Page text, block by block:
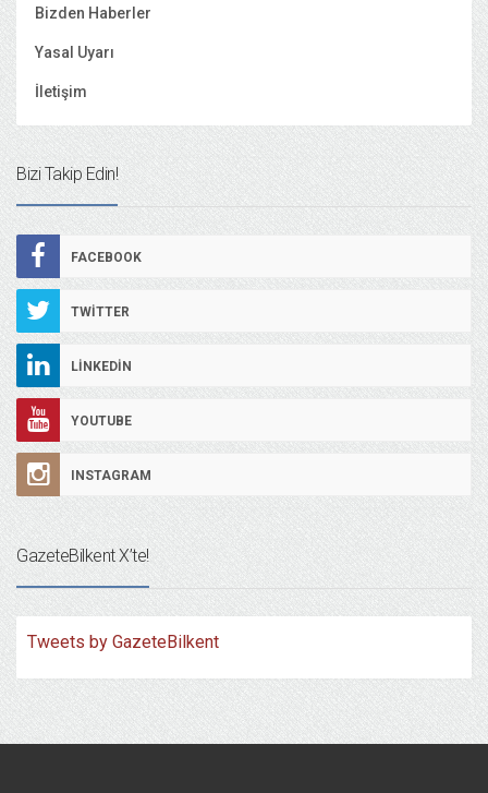
Bizden Haberler
Yasal Uyarı
İletişim
Bizi Takip Edin!
FACEBOOK
TWITTER
LINKEDIN
YOUTUBE
INSTAGRAM
GazeteBilkent X’te!
Tweets by GazeteBilkent